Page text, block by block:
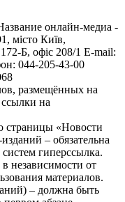
онлайн-медиа -
місто Київ,
Б, офіс 208/1 E-mail:
044-205-43-00
размещённых на
на
страницы «Новости
– обязательна
гиперссылка.
независимости от
материалов.
– должна быть